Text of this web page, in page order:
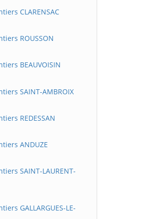
CLARENSAC
ROUSSON
BEAUVOISIN
SAINT-AMBROIX
REDESSAN
ANDUZE
SAINT-LAURENT-
GALLARGUES-LE-